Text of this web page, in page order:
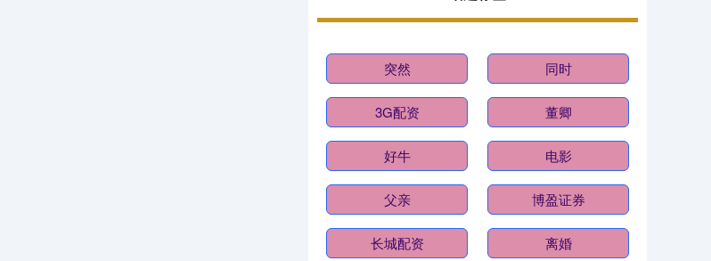
突然 同时
3G配资 董卿
好牛 电影
父亲 博盈证券
长城配资 离婚